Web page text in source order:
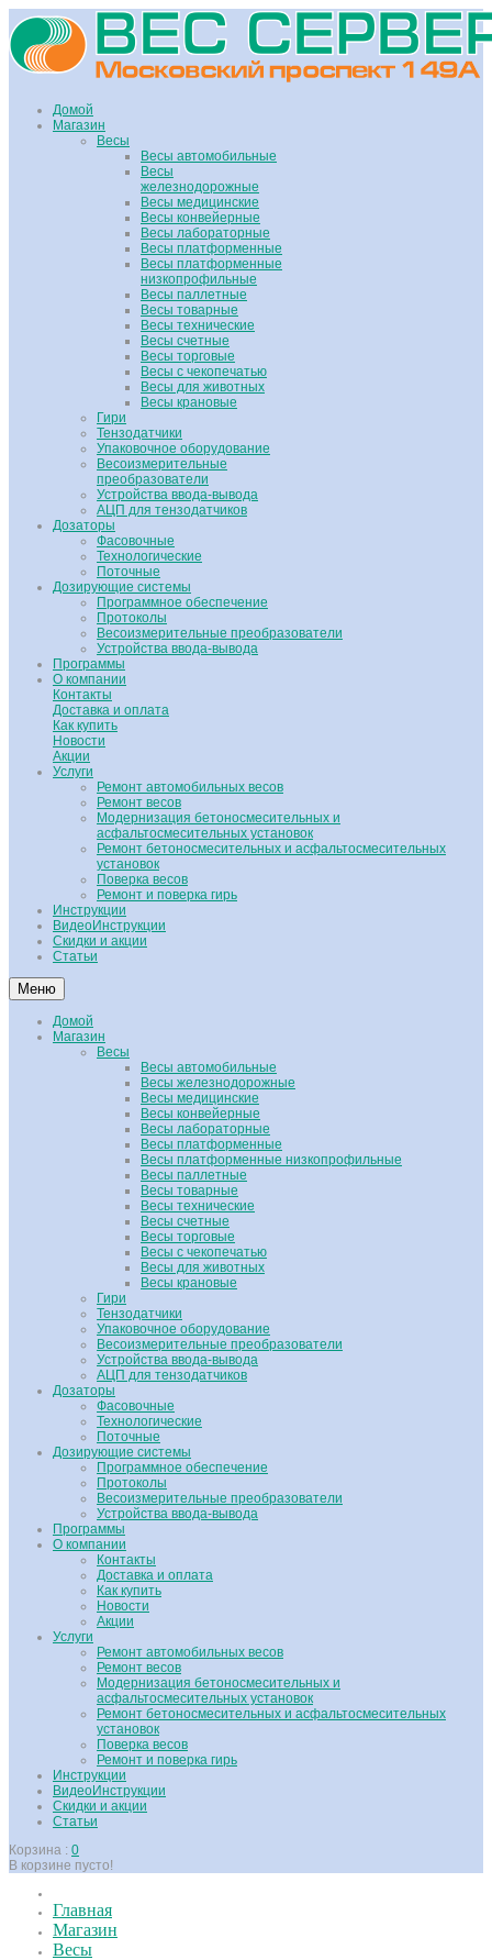
Домой
Магазин
Весы
Весы автомобильные
Весы
железнодорожные
Весы медицинские
Весы конвейерные
Весы лабораторные
Весы платформенные
Весы платформенные
низкопрофильные
Весы паллетные
Весы товарные
Весы технические
Весы счетные
Весы торговые
Весы с чекопечатью
Весы для животных
Весы крановые
Гири
Тензодатчики
Упаковочное оборудование
Весоизмерительные
преобразователи
Устройства ввода-вывода
АЦП для тензодатчиков
Дозаторы
Фасовочные
Технологические
Поточные
Дозирующие системы
Программное обеспечение
Протоколы
Весоизмерительные преобразователи
Устройства ввода-вывода
Программы
О компании
Контакты
Доставка и оплата
Как купить
Новости
Акции
Услуги
Ремонт автомобильных весов
Ремонт весов
Модернизация бетоносмесительных и
асфальтосмесительных установок
Ремонт бетоносмесительных и асфальтосмесительных
установок
Поверка весов
Ремонт и поверка гирь
Инструкции
ВидеоИнструкции
Скидки и акции
Статьи
Меню
Домой
Магазин
Весы
Весы автомобильные
Весы железнодорожные
Весы медицинские
Весы конвейерные
Весы лабораторные
Весы платформенные
Весы платформенные низкопрофильные
Весы паллетные
Весы товарные
Весы технические
Весы счетные
Весы торговые
Весы с чекопечатью
Весы для животных
Весы крановые
Гири
Тензодатчики
Упаковочное оборудование
Весоизмерительные преобразователи
Устройства ввода-вывода
АЦП для тензодатчиков
Дозаторы
Фасовочные
Технологические
Поточные
Дозирующие системы
Программное обеспечение
Протоколы
Весоизмерительные преобразователи
Устройства ввода-вывода
Программы
О компании
Контакты
Доставка и оплата
Как купить
Новости
Акции
Услуги
Ремонт автомобильных весов
Ремонт весов
Модернизация бетоносмесительных и
асфальтосмесительных установок
Ремонт бетоносмесительных и асфальтосмесительных
установок
Поверка весов
Ремонт и поверка гирь
Инструкции
ВидеоИнструкции
Скидки и акции
Статьи
Корзина : 0
В корзине пусто!
Главная
Магазин
Весы